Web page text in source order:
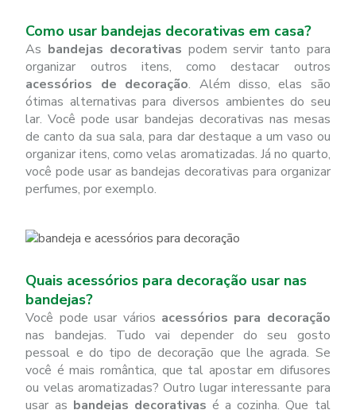
Como usar bandejas decorativas em casa?
As bandejas decorativas podem servir tanto para
organizar outros itens, como destacar outros
acessórios de decoração. Além disso, elas são
ótimas alternativas para diversos ambientes do seu
lar. Você pode usar bandejas decorativas nas mesas
de canto da sua sala, para dar destaque a um vaso ou
organizar itens, como velas aromatizadas. Já no quarto,
você pode usar as bandejas decorativas para organizar
perfumes, por exemplo.
Quais acessórios para decoração usar nas
bandejas?
Você pode usar vários acessórios para decoração
nas bandejas. Tudo vai depender do seu gosto
pessoal e do tipo de decoração que lhe agrada. Se
você é mais romântica, que tal apostar em difusores
ou velas aromatizadas? Outro lugar interessante para
usar as bandejas decorativas é a cozinha. Que tal